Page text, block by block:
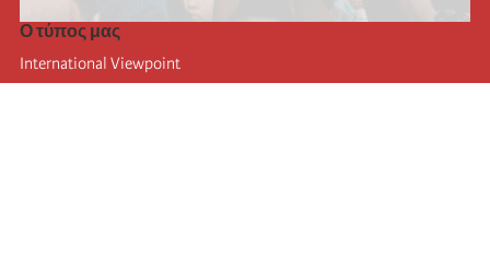
Ο τύπος μας
International Viewpoint